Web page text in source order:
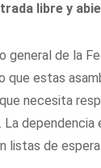
libre y
general de la
que estas
necesita
La
listas de